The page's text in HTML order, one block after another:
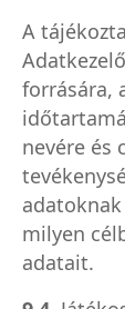
A
forrására,
nevére és
milyen
adatait.